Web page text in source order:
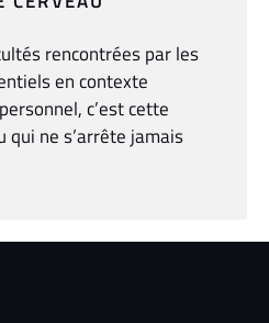
rencontrées par les
en contexte
c’est cette
qui ne s’arrête jamais